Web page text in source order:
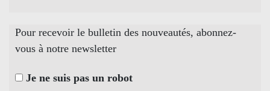
Pour recevoir le bulletin des nouveautés, abonnez-
vous à notre newsletter
Je ne suis pas un robot